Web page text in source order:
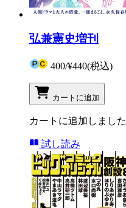
弘兼憲史増刊
400/¥440(税込)
カートに追加
カートに追加しました
試し読み